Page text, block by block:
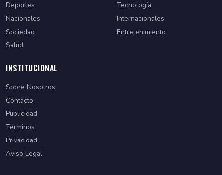
Deportes
Tecnología
Nacionales
Internacionales
Sociedad
Entretenimiento
Salud
INSTITUCIONAL
Sobre Nosotros
Contacto
Publicidad
Términos
Privacidad
Aviso Legal